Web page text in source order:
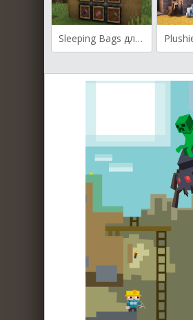
Sleeping Bags для Майнкрафт [1.21.5, 1.21.4, 1.21.2]